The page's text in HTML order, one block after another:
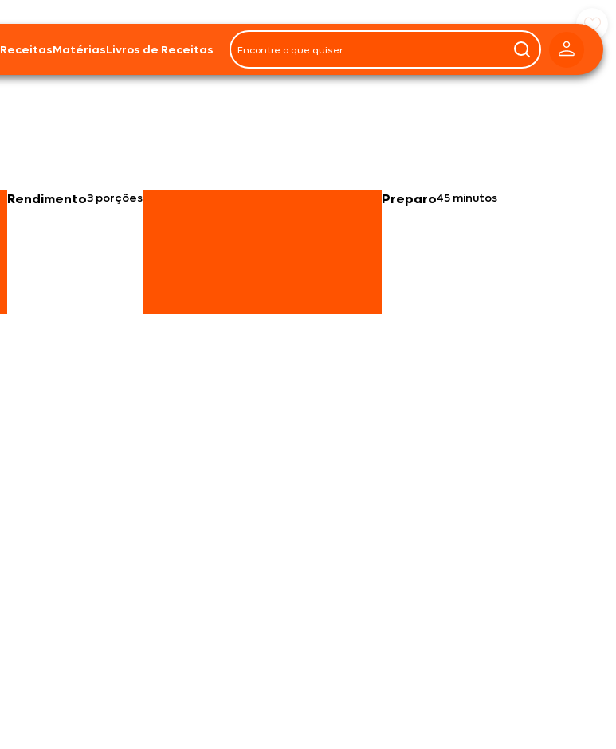
ReceitasMatériasLivros de Receitas
Rendimento3 porções Preparo45 minutos